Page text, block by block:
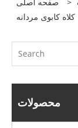
کلاه کابوی مردانه
محصولات